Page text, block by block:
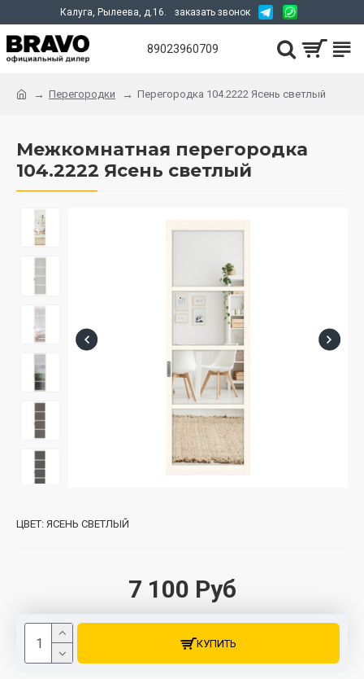
Калуга, Рылеева, д.16. заказать звонок
89023960709
Перегородки Перегородка 104.2222 Ясень светлый
Межкомнатная перегородка
104.2222 Ясень светлый
7 100 Руб
ЦВЕТ: ЯСЕНЬ СВЕТЛЫЙ
КУПИТЬ